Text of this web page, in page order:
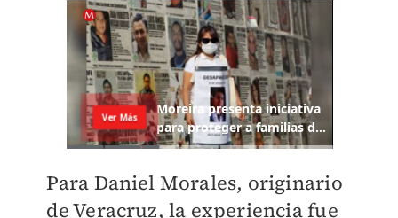
Para Daniel Morales, originario
de Veracruz, la experiencia fue